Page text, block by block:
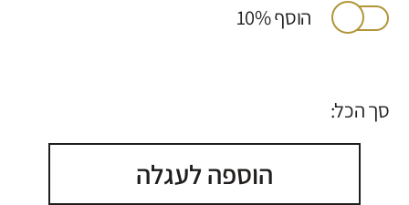
הוסף 10%
סך הכל:
הוספה לעגלה